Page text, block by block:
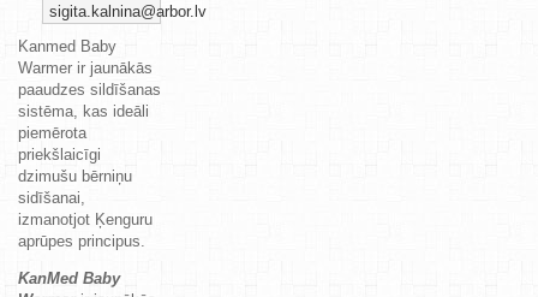
sigita.kalnina@arbor.lv
Kanmed Baby
Warmer ir jaunākās
paaudzes sildīšanas
sistēma, kas ideāli
piemērota
priekšlaicīgi
dzimušu bērniņu
sidīšanai,
izmanotjot Ķenguru
aprūpes principus.
KanMed Baby